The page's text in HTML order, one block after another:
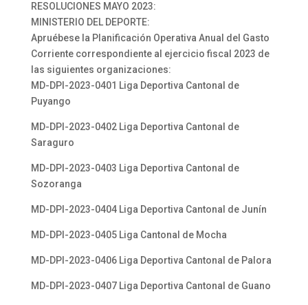
RESOLUCIONES MAYO 2023:
MINISTERIO DEL DEPORTE:
Apruébese la Planificación Operativa Anual del Gasto
Corriente correspondiente al ejercicio fiscal 2023 de
las siguientes organizaciones:
MD-DPI-2023-0401 Liga Deportiva Cantonal de
Puyango
MD-DPI-2023-0402 Liga Deportiva Cantonal de
Saraguro
MD-DPI-2023-0403 Liga Deportiva Cantonal de
Sozoranga
MD-DPI-2023-0404 Liga Deportiva Cantonal de Junín
MD-DPI-2023-0405 Liga Cantonal de Mocha
MD-DPI-2023-0406 Liga Deportiva Cantonal de Palora
MD-DPI-2023-0407 Liga Deportiva Cantonal de Guano